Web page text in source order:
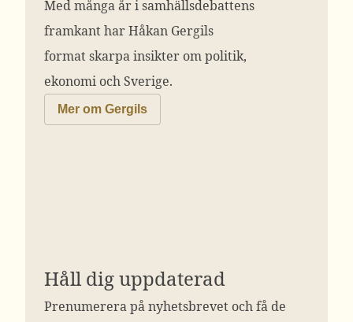
Med många år i samhällsdebattens
framkant har Håkan Gergils
format skarpa insikter om politik,
ekonomi och Sverige.
Mer om Gergils
Håll dig uppdaterad
Prenumerera på nyhetsbrevet och få de